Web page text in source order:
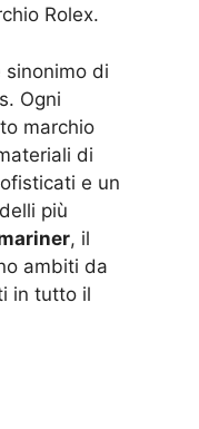
Rolex.
sinonimo di
Ogni
marchio
di
e un
più
, il
ambiti da
in tutto il